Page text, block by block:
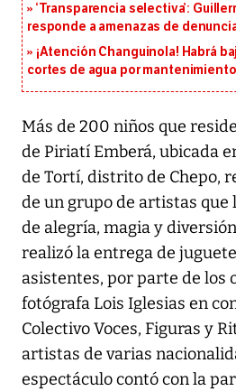
‘Transparencia selectiva’:
responde a amenazas de
¡Atención Changuinola! Habrá
cortes de agua por
Más de 200 niños que
de Piriatí Emberá, ubicada
de Tortí, distrito de Chepo,
de un grupo de artistas que
de alegría, magia y
realizó la entrega de
asistentes, por parte de los
fotógrafa Lois Iglesias en
Colectivo Voces, Figuras y
artistas de varias
espectáculo contó con la